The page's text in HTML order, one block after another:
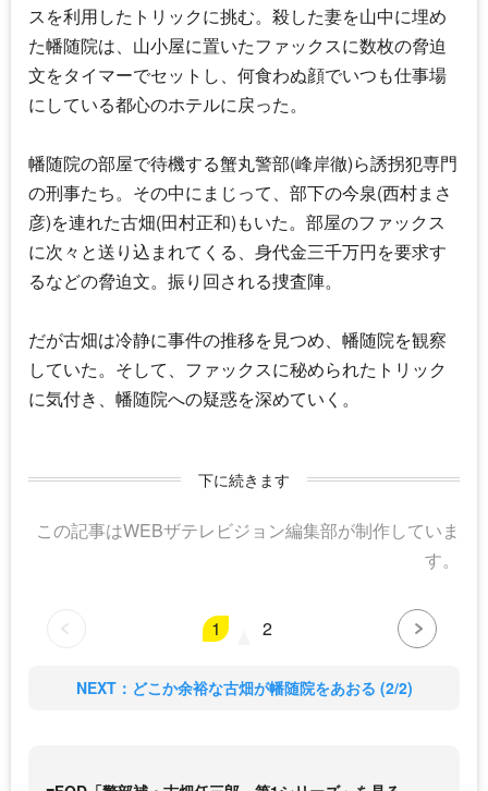
スを利用したトリックに挑む。殺した妻を山中に埋め
た幡随院は、山小屋に置いたファックスに数枚の脅迫
文をタイマーでセットし、何食わぬ顔でいつも仕事場
にしている都心のホテルに戻った。
幡随院の部屋で待機する蟹丸警部(峰岸徹)ら誘拐犯専門
の刑事たち。その中にまじって、部下の今泉(西村まさ
彦)を連れた古畑(田村正和)もいた。部屋のファックス
に次々と送り込まれてくる、身代金三千万円を要求す
るなどの脅迫文。振り回される捜査陣。
だが古畑は冷静に事件の推移を見つめ、幡随院を観察
していた。そして、ファックスに秘められたトリック
に気付き、幡随院への疑惑を深めていく。
下に続きます
この記事はWEBザテレビジョン編集部が制作していま
す。
1 2
NEXT：どこか余裕な古畑が幡随院をあおる (2/2)